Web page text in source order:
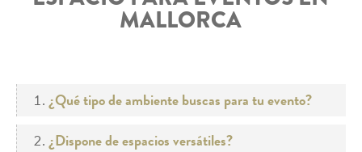
MALLORCA
¿Qué tipo de ambiente buscas para tu evento?
¿Dispone de espacios versátiles?